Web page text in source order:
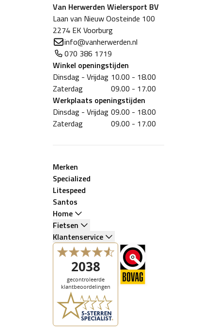
topsnelheid. Voorgevormde constructie die de
contouren van het gezicht volgt voor een veilige,
comfortabele pasvorm met uniform verdeelde isolatie.
Van Herwerden Wielersport BV
Laan van Nieuw Oosteinde 100
2274 EK Voorburg
info@vanherwerden.nl
070 386 1719
Winkel openingstijden
Dinsdag - Vrijdag 10.00 - 18.00
Zaterdag
09.00 - 17.00
Werkplaats openingstijden
Dinsdag - Vrijdag 09.00 - 18.00
Zaterdag
09.00 - 17.00
Merken
Specialized
Litespeed
Santos
Home
Fietsen
Klantenservice